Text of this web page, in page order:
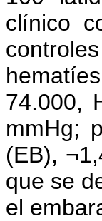
clínico
74.000,
mmHg;
(EB),
que se
el